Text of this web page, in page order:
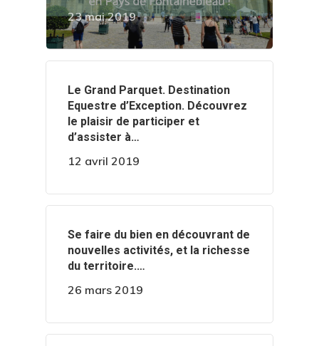
23 mai 2019
‍️Le Grand Parquet. Destination
Equestre d’Exception. Découvrez
le plaisir de participer et
d’assister à…
12 avril 2019
‍️Se faire du bien en découvrant de
nouvelles activités, et la richesse
du territoire.…
26 mars 2019